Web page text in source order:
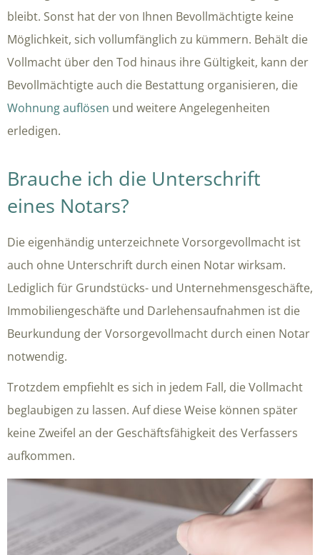
bleibt. Sonst hat der von Ihnen Bevollmächtigte keine
Möglichkeit, sich vollumfänglich zu kümmern. Behält die
Vollmacht über den Tod hinaus ihre Gültigkeit, kann der
Bevollmächtigte auch die Bestattung organisieren, die
Wohnung auflösen und weitere Angelegenheiten
erledigen.
Brauche ich die Unterschrift
eines Notars?
Die eigenhändig unterzeichnete Vorsorgevollmacht ist
auch ohne Unterschrift durch einen Notar wirksam.
Lediglich für Grundstücks- und Unternehmensgeschäfte,
Immobiliengeschäfte und Darlehensaufnahmen ist die
Beurkundung der Vorsorgevollmacht durch einen Notar
notwendig.
Trotzdem empfiehlt es sich in jedem Fall, die Vollmacht
beglaubigen zu lassen. Auf diese Weise können später
keine Zweifel an der Geschäftsfähigkeit des Verfassers
aufkommen.